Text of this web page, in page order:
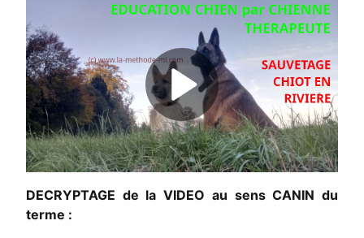
DECRYPTAGE de la VIDEO au sens CANIN du
terme :